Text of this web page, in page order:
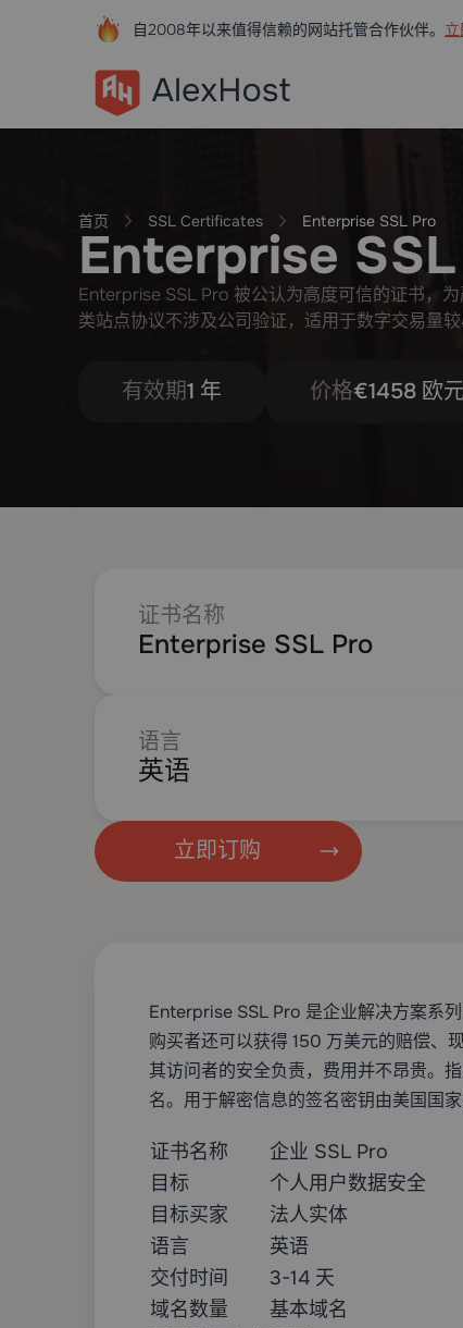
自2008年以来值得信赖的网站托管合作伙伴。 立
首页 SSL Certificates Enterprise SSL Pro
Enterprise
Enterprise SSL Pro 被公认为高度可信的证书，
类站点协议不涉及公司验证，适用于数字交易量较
有效期1 年 价格€1458 欧元
证书名称
Enterprise SSL Pro
语言
英语
立即订购
Enterprise SSL Pro 是企业解决方案系
购买者还可以获得 150 万美元的赔偿、
其访问者的安全负责，费用并不昂贵。
名。用于解密信息的签名密钥由美国国家
证书名称
企业 SSL Pro
目标
个人用户数据安全
目标买家
法人实体
语言
英语
交付时间
3-14 天
域名数量
基本域名